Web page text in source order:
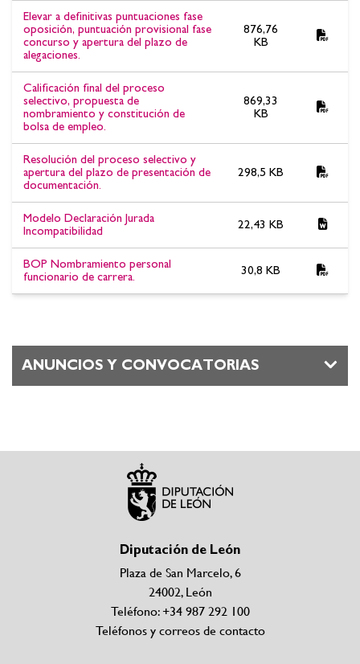
Elevar a definitivas puntuaciones fase
oposición, puntuación provisional fase
concurso y apertura del plazo de
alegaciones.
876,76
KB
Calificación final del proceso
selectivo, propuesta de
nombramiento y constitución de
bolsa de empleo.
869,33
KB
Resolución del proceso selectivo y
apertura del plazo de presentación de
documentación.
298,5 KB
Modelo Declaración Jurada
Incompatibilidad
22,43 KB
BOP Nombramiento personal
funcionario de carrera.
30,8 KB
ANUNCIOS Y CONVOCATORIAS
Diputación de León
Plaza de San Marcelo, 6
24002, León
Teléfono: +34 987 292 100
Teléfonos y correos de contacto